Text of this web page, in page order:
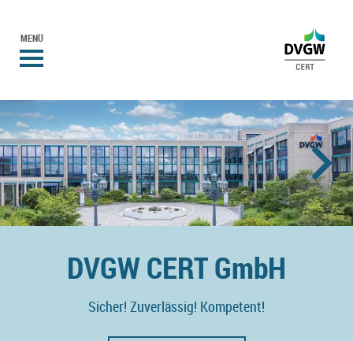
MENÜ
DVGW CERT GmbH
Sicher! Zuverlässig! Kompetent!